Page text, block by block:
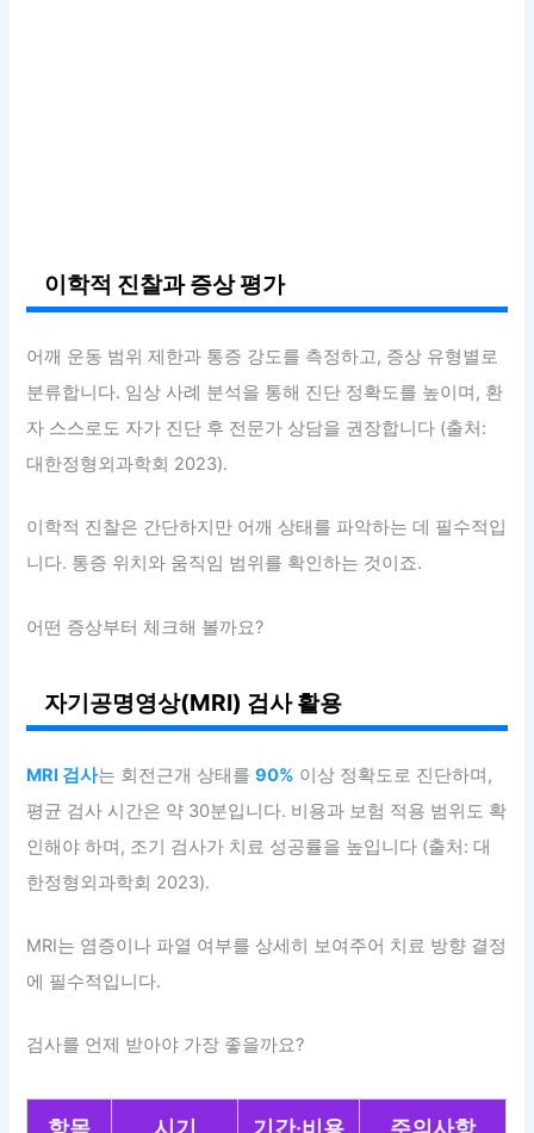
이학적 진찰과 증상 평가
어깨 운동 범위 제한과 통증 강도를 측정하고, 증상 유형별로
분류합니다. 임상 사례 분석을 통해 진단 정확도를 높이며, 환
자 스스로도 자가 진단 후 전문가 상담을 권장합니다 (출처:
대한정형외과학회 2023).
이학적 진찰은 간단하지만 어깨 상태를 파악하는 데 필수적입
니다. 통증 위치와 움직임 범위를 확인하는 것이죠.
어떤 증상부터 체크해 볼까요?
자기공명영상(MRI) 검사 활용
MRI 검사는 회전근개 상태를90% 이상 정확도로 진단하며,
평균 검사 시간은 약 30분입니다. 비용과 보험 적용 범위도 확
인해야 하며, 조기 검사가 치료 성공률을 높입니다 (출처: 대
한정형외과학회 2023).
MRI는 염증이나 파열 여부를 상세히 보여주어 치료 방향 결정
에 필수적입니다.
검사를 언제 받아야 가장 좋을까요?
항목 시기 기간·비용 주의사항